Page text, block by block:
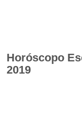
Horóscopo
2019